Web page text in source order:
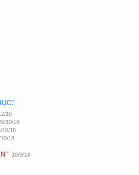
19
10/18
10/18
18
" 10/9/18